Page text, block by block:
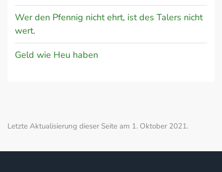
Wer den Pfennig nicht ehrt, ist des Talers nicht
wert.
Geld wie Heu haben
Letzte Aktualisierung dieser Seite am 1. Oktober 2021.